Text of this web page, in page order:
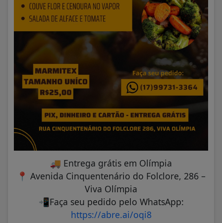
🚚 Entrega grátis em Olímpia
📍 Avenida Cinquentenário do Folclore, 286 –
Viva Olímpia
📲Faça seu pedido pelo WhatsApp:
https://abre.ai/oqi8